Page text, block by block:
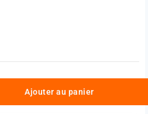
Ajouter au panier